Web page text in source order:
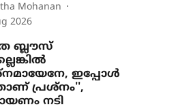
Mohanan
2026
ബ്ലൗസ്
ഇപ്പോൾ
പ്രശ്നം'',
നടി